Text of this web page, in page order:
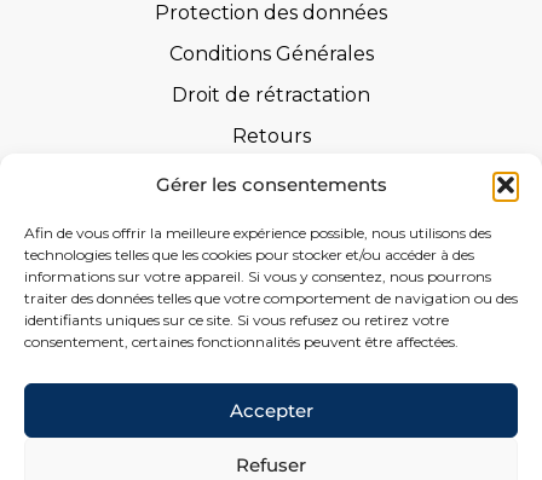
Gérer les consentements
Afin de vous offrir la meilleure expérience possible, nous utilisons des
technologies telles que les cookies pour stocker et/ou accéder à des
informations sur votre appareil. Si vous y consentez, nous pourrons
traiter des données telles que votre comportement de navigation ou des
identifiants uniques sur ce site. Si vous refusez ou retirez votre
consentement, certaines fonctionnalités peuvent être affectées.
Accepter
Refuser
Protection des données
Conditions Générales
Droit de rétractation
Retours
Instructions de sécurité
Déclarations de performance
Formulaire de Rétractation
Social